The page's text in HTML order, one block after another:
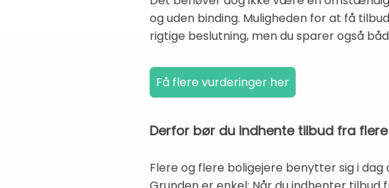
og uden binding. Muligheden for at få
rigtige beslutning, men du sparer også
Derfor bør du indhente tilbud fra
Flere og flere boligejere benytter sig i